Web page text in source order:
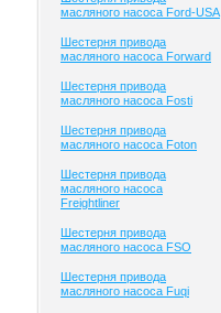
масляного насоса Ford-USA
Шестерня привода
масляного насоса Forward
Шестерня привода
масляного насоса Fosti
Шестерня привода
масляного насоса Foton
Шестерня привода
масляного насоса
Freightliner
Шестерня привода
масляного насоса FSO
Шестерня привода
масляного насоса Fuqi